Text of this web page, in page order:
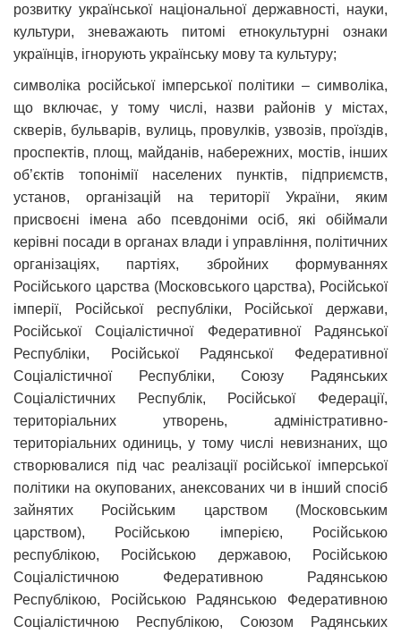
розвитку української національної державності, науки,
культури, зневажають питомі етнокультурні ознаки
українців, ігнорують українську мову та культуру;
символіка російської імперської політики – символіка,
що включає, у тому числі, назви районів у містах,
скверів, бульварів, вулиць, провулків, узвозів, проїздів,
проспектів, площ, майданів, набережних, мостів, інших
об’єктів топонімії населених пунктів, підприємств,
установ, організацій на території України, яким
присвоєні імена або псевдоніми осіб, які обіймали
керівні посади в органах влади і управління, політичних
організаціях, партіях, збройних формуваннях
Російського царства (Московського царства), Російської
імперії, Російської республіки, Російської держави,
Російської Соціалістичної Федеративної Радянської
Республіки, Російської Радянської Федеративної
Соціалістичної Республіки, Союзу Радянських
Соціалістичних Республік, Російської Федерації,
територіальних утворень, адміністративно-
територіальних одиниць, у тому числі невизнаних, що
створювалися під час реалізації російської імперської
політики на окупованих, анексованих чи в інший спосіб
зайнятих Російським царством (Московським
царством), Російською імперією, Російською
республікою, Російською державою, Російською
Соціалістичною Федеративною Радянською
Республікою, Російською Радянською Федеративною
Соціалістичною Республікою, Союзом Радянських